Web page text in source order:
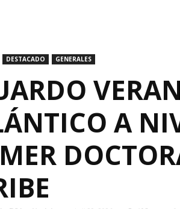
DESTACADO GENERALES
A